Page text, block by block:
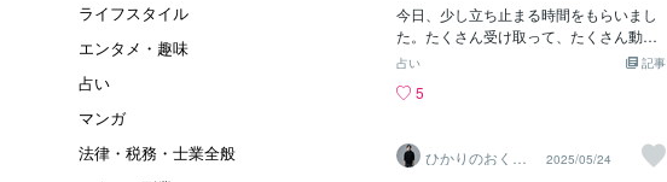
ライフスタイル
エンタメ・趣味
占い
マンガ
法律・税務・士業全般
今日、少し立ち止まる時間をもらいまし
た。たくさん受け取って、たくさん動い
たからこそ、ちょっとだけ、静かに自分
内側からふっとあたたかい光が湧いてく
詩に綴りました。もし今、疲れていた
り、立ち止まっていたり、そんな気持ち
記事
占い
5
ひかりのおくり
て〜SinMa〜
2025/05/24